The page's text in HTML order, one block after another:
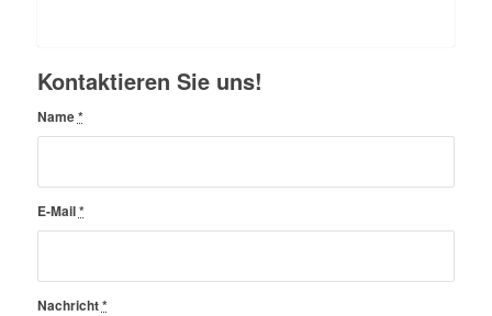
Kontaktieren Sie uns!
Name*
E-Mail*
Nachricht*